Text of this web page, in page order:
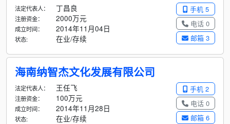
手机 5
电话 0
邮箱 3
法定代表人： 丁昌良
注册资金： 2000万元
成立时间： 2014年11月04日
状态: 在业/存续
海南纳智杰文化发展有限公司
手机 2
电话 0
邮箱 6
法定代表人： 王任飞
注册资金： 100万元
成立时间： 2014年11月28日
状态: 在业/存续